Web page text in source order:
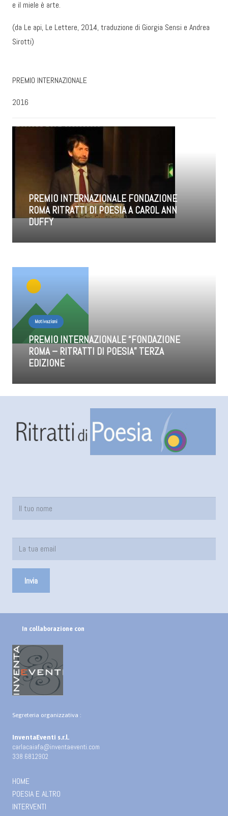
e il miele è arte.
(da Le api, Le Lettere, 2014, traduzione di Giorgia Sensi e Andrea
Sirotti)
PREMIO INTERNAZIONALE
2016
PREMIO INTERNAZIONALE FONDAZIONE
ROMA RITRATTI DI POESIA A CAROL ANN
DUFFY
Motivazioni
PREMIO INTERNAZIONALE “FONDAZIONE
ROMA – RITRATTI DI POESIA” TERZA
EDIZIONE
In collaborazione con
Segreteria organizzativa :
InventaEventi s.r.l.
carlacaiafa@inventaeventi.com
338 6812902
HOME
POESIA E ALTRO
INTERVENTI